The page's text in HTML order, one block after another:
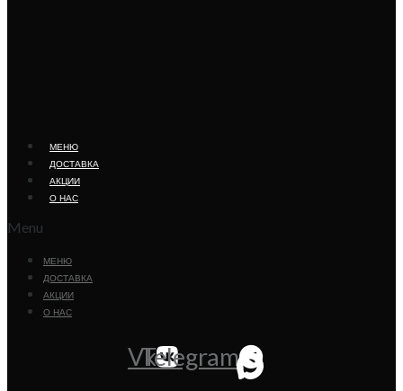
МЕНЮ
ДОСТАВКА
АКЦИИ
О НАС
Menu
МЕНЮ
ДОСТАВКА
АКЦИИ
О НАС
VkTelegram